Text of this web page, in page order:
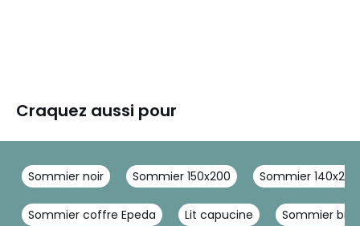
Craquez aussi pour
Sommier noir Sommier 150x200 Sommier
Sommier coffre Epeda Lit capucine Sommier